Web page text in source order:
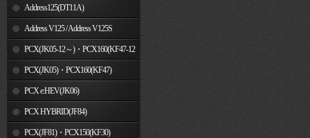
Address125(DT11A)
Address V125 / Address V125S
PCX(JK05-12～)・PCX160(KF47-12
～) PCX(JK05)・PCX160(KF47)
PCX e:HEV(JK06)
PCX HYBRID(JF84)
PCX(JF81)・PCX150(KF30)